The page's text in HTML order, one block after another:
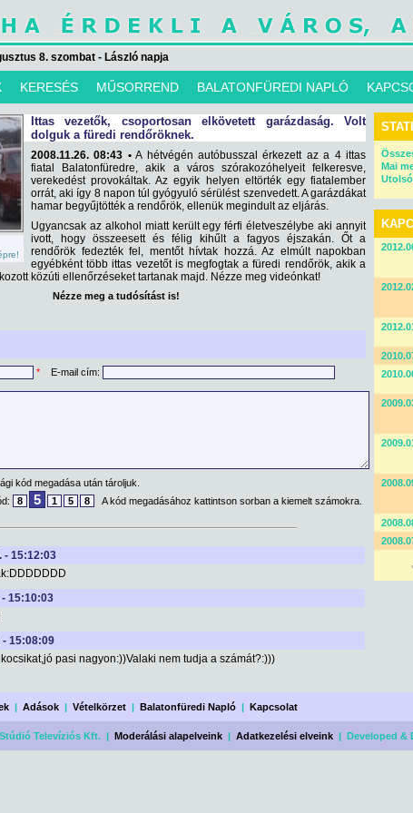
8. szombat - László napja
KERESÉS MŰSORREND BALATONFÜREDI NAPLÓ
Ittas vezetők, csoportosan elkövetett garázdaság. Volt
dolguk a füredi rendőröknek.
2008.11.26. 08:43 •A hétvégén autóbusszal érkezett az a 4 ittas
fiatal Balatonfüredre, akik a város szórakozóhelyeit felkeresve,
verekedést provokáltak. Az egyik helyen eltörték egy fiatalember
orrát, aki így 8 napon túl gyógyuló sérülést szenvedett. A garázdákat
hamar begyűjtötték a rendőrök, ellenük megindult az eljárás.
Ugyancsak az alkohol miatt került egy férfi életveszélybe aki annyit
ivott, hogy összeesett és félig kihűlt a fagyos éjszakán. Őt a
rendőrök fedezték fel, mentőt hívtak hozzá. Az elmúlt napokban
egyébként több ittas vezetőt is megfogtak a füredi rendőrök, akik a
közúti ellenőrzéseket tartanak majd. Nézze meg videónkat!
Nézze meg a tudósítást is!
* E-mail cím:
kód megadása után tároljuk.
8 5 1 5 8 A kód megadásához kattintson sorban a kiemelt számokra.
- 15:12:03
15:10:03
- 15:08:09
pasi nagyon:))Valaki nem tudja a számát?:)))
Mai
| Adások| Vételkörzet| Balatonfüredi Napló| Kapcsolat
Televíziós Kft. | Moderálási alapelveink | Adatkezelési elveink | Developed &